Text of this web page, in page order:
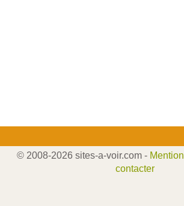
© 2008-2026 sites-a-voir.com -
contacter